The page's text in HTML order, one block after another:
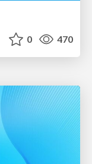
0 470